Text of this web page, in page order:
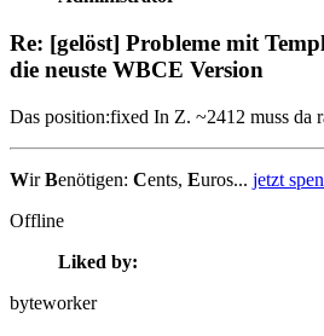
Re: [gelöst] Probleme mit
die neuste WBCE Version
Das position:fixed In Z. ~2412 muss da
WirBenötigen: Cents, Euros... jetzt
Offline
Liked by:
byteworker